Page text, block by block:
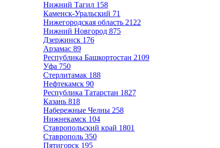
Нижний Тагил 158
Каменск-Уральский 71
Нижегородская область 2122
Нижний Новгород 875
Дзержинск 176
Арзамас 89
Республика Башкортостан 2109
Уфа 750
Стерлитамак 188
Нефтекамск 90
Республика Татарстан 1827
Казань 818
Набережные Челны 258
Нижнекамск 104
Ставропольский край 1801
Ставрополь 350
Пятигорск 195